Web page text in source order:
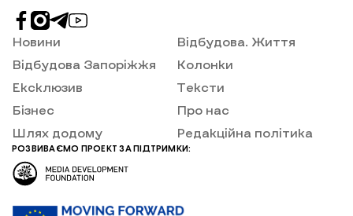
Новини
Відбудова Запоріжжя
Ексклюзив
Бізнес
Шлях додому
Відбудова. Життя
Колонки
Тексти
Про нас
Редакційна політика
РОЗВИВАЄМО ПРОЕКТ ЗА ПІДТРИМКИ: